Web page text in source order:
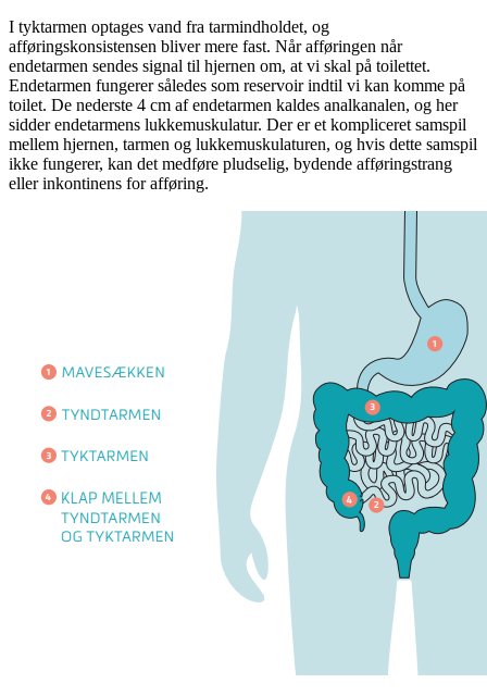
I tyktarmen optages vand fra tarmindholdet, og
afføringskonsistensen bliver mere fast. Når afføringen når
endetarmen sendes signal til hjernen om, at vi skal på toilettet.
Endetarmen fungerer således som reservoir indtil vi kan komme på
toilet. De nederste 4 cm af endetarmen kaldes analkanalen, og her
sidder endetarmens lukkemuskulatur. Der er et kompliceret samspil
mellem hjernen, tarmen og lukkemuskulaturen, og hvis dette samspil
ikke fungerer, kan det medføre pludselig, bydende afføringstrang
eller inkontinens for afføring.